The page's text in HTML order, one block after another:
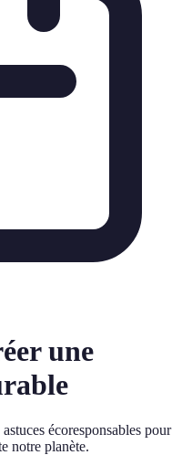
une
écoresponsables pour
notre planète.